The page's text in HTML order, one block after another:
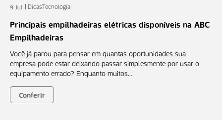
9 Jul DicasTecnologia
Principais empilhadeiras elétricas disponíveis na ABC
Empilhadeiras
Você já parou para pensar em quantas oportunidades sua
empresa pode estar deixando passar simplesmente por usar o
equipamento errado? Enquanto muitos…
Conferir